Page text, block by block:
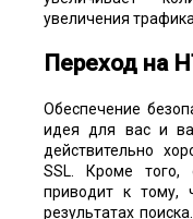
увеличения
Переход на
Обеспечение
идея для вас и
действительно
SSL. Кроме того,
приводит к тому,
результатах